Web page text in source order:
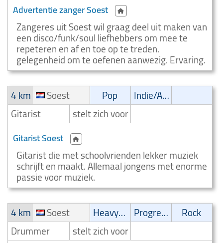
Advertentie zanger Soest
Zangeres uit Soest wil graag deel uit maken van
een disco/funk/soul liefhebbers om mee te
repeteren en af en toe op te treden.
gelegenheid om te oefenen aanwezig. Ervaring.
4 km
Soest Pop
Indie/Alternative
Gitarist
stelt zich voor
Gitarist Soest
Gitarist die met schoolvrienden lekker muziek
schrijft en maakt. Allemaal jongens met enorme
passie voor muziek.
4 km
Soest Heavy-metal Progressive
Rock
Drummer
stelt zich voor